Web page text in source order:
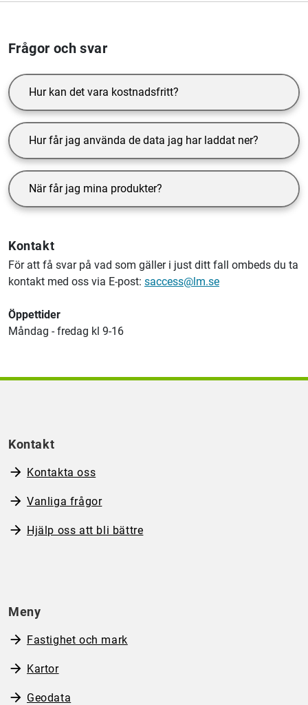
Frågor och svar
Hur kan det vara kostnadsfritt?
Hur får jag använda de data jag har laddat ner?
När får jag mina produkter?
Kontakt
För att få svar på vad som gäller i just ditt fall ombeds du ta
kontakt med oss via E-post: saccess@lm.se
Öppettider
Måndag - fredag kl 9-16
Kontakt
Kontakta oss
Vanliga frågor
Hjälp oss att bli bättre
Meny
Fastighet och mark
Kartor
Geodata